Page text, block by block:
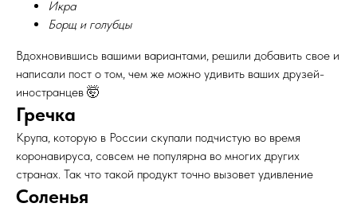
Икра
Борщ и голубцы
Вдохновившись вашими вариантами, решили добавить свое и
написали пост о том, чем же можно удивить ваших друзей-
иностранцев 🤯
Гречка
Крупа, которую в России скупали подчистую во время
коронавируса, совсем не популярна во многих других
странах. Так что такой продукт точно вызовет удивление
Соленья